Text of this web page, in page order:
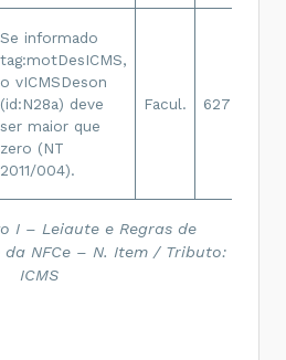
Se informado
tag:motDesICMS,
o vICMSDeson
(id:N28a) deve
ser maior que
zero (NT
2011/004).
Facul. 627
I – Leiaute e Regras de
da NFCe – N. Item / Tributo:
ICMS